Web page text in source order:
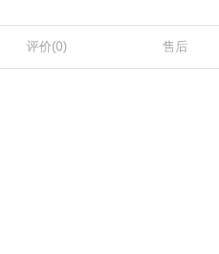
评价(0) 售后